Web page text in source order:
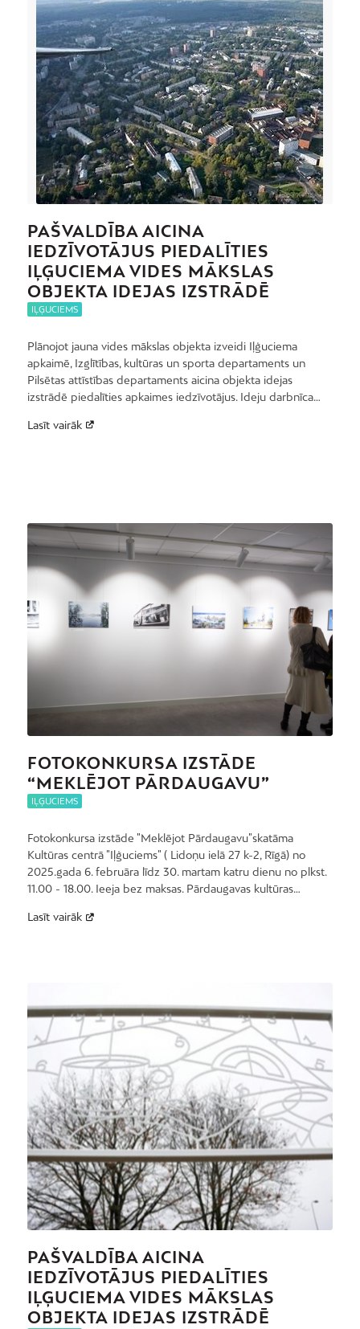
PAŠVALDĪBA AICINA
IEDZĪVOTĀJUS PIEDALĪTIES
IĻĢUCIEMA VIDES MĀKSLAS
OBJEKTA IDEJAS IZSTRĀDĒ
IĻĢUCIEMS
Plānojot jauna vides mākslas objekta izveidi Iļģuciema
apkaimē, Izglītības, kultūras un sporta departaments un
Pilsētas attīstības departaments aicina objekta idejas
izstrādē piedalīties apkaimes iedzīvotājus. Ideju darbnīca…
Lasīt vairāk
FOTOKONKURSA IZSTĀDE
“MEKLĒJOT PĀRDAUGAVU”
IĻĢUCIEMS
Fotokonkursa izstāde "Meklējot Pārdaugavu"skatāma
Kultūras centrā "Iļģuciems" ( Lidoņu ielā 27 k-2, Rīgā) no
2025.gada 6. februāra līdz 30. martam katru dienu no plkst.
11.00 - 18.00. Ieeja bez maksas. Pārdaugavas kultūras…
Lasīt vairāk
PAŠVALDĪBA AICINA
IEDZĪVOTĀJUS PIEDALĪTIES
IĻĢUCIEMA VIDES MĀKSLAS
OBJEKTA IDEJAS IZSTRĀDĒ